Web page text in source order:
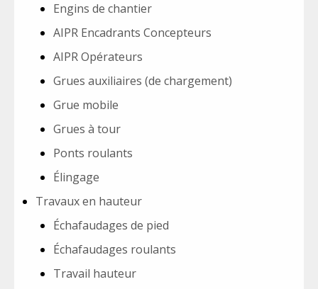
Engins de chantier
AIPR Encadrants Concepteurs
AIPR Opérateurs
Grues auxiliaires (de chargement)
Grue mobile
Grues à tour
Ponts roulants
Élingage
Travaux en hauteur
Échafaudages de pied
Échafaudages roulants
Travail hauteur